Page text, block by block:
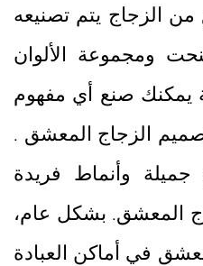
الزجاج يتم تصنيعه
ومجموعة الألوان
يمكنك صنع أي مفهوم
الزجاج المعشق .
جميلة وأنماط فريدة
المعشق. بشكل عام،
في أماكن العبادة